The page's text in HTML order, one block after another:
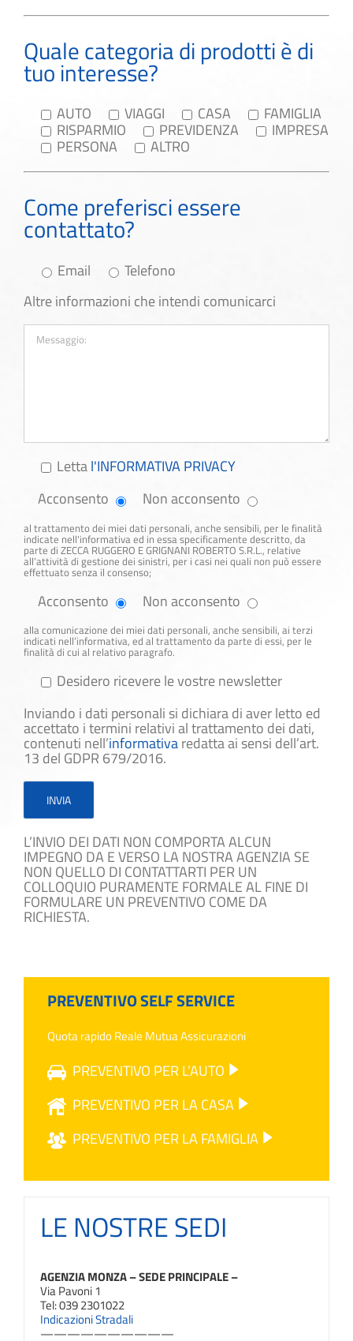
Quale categoria di prodotti è di
tuo interesse?
AUTO VIAGGI CASA FAMIGLIA
RISPARMIO PREVIDENZA IMPRESA
PERSONA ALTRO
Come preferisci essere
contattato?
Email
Telefono
Altre informazioni che intendi comunicarci
Lettal'INFORMATIVA PRIVACY
Acconsento
Non acconsento
al trattamento dei miei dati personali, anche sensibili, per le finalità
indicate nell'informativa ed in essa specificamente descritto, da
parte di ZECCA RUGGERO E GRIGNANI ROBERTO S.R.L., relative
all’attività di gestione dei sinistri, per i casi nei quali non può essere
effettuato senza il consenso;
Acconsento Non acconsento
alla comunicazione dei miei dati personali, anche sensibili, ai terzi
indicati nell’informativa, ed al trattamento da parte di essi, per le
finalità di cui al relativo paragrafo.
Desidero ricevere le vostre newsletter
Inviando i dati personali si dichiara di aver letto ed
accettato i termini relativi al trattamento dei dati,
contenuti nell’informativaredatta ai sensi dell’art.
13 del GDPR 679/2016.
L’INVIO DEI DATI NON COMPORTA ALCUN
IMPEGNO DA E VERSO LA NOSTRA AGENZIA SE
NON QUELLO DI CONTATTARTI PER UN
COLLOQUIO PURAMENTE FORMALE AL FINE DI
FORMULARE UN PREVENTIVO COME DA
RICHIESTA.
PREVENTIVO SELF SERVICE
Quota rapido Reale Mutua Assicurazioni
PREVENTIVO PER L’AUTO
PREVENTIVO PER LA CASA
PREVENTIVO PER LA FAMIGLIA
LE NOSTRE SEDI
AGENZIA MONZA – SEDE PRINCIPALE –
Via Pavoni 1
Tel: 039 2301022
Indicazioni Stradali
——————————